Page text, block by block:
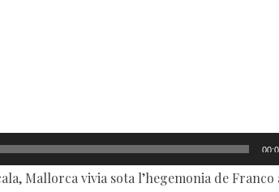
Mallorca vivia sota l’hegemonia de Franco